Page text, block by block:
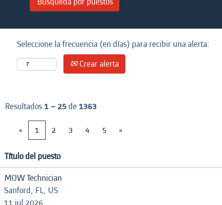
Seleccione la frecuencia (en días) para recibir una alerta:
Crear alerta
Resultados1 – 25de1363
«
1 2 3 4 5 »
Título del puesto
MOW Technician
Sanford, FL, US